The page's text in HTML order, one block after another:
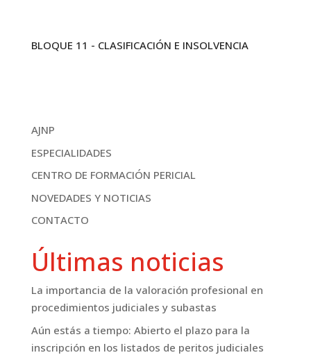
BLOQUE 11 - CLASIFICACIÓN E INSOLVENCIA
AJNP
ESPECIALIDADES
CENTRO DE FORMACIÓN PERICIAL
NOVEDADES Y NOTICIAS
CONTACTO
Últimas noticias
La importancia de la valoración profesional en
procedimientos judiciales y subastas
Aún estás a tiempo: Abierto el plazo para la
inscripción en los listados de peritos judiciales